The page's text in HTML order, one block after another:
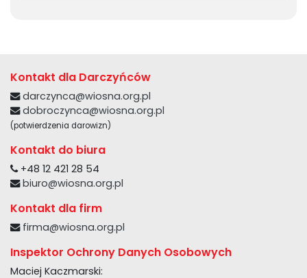
Kontakt dla Darczyńców
darczynca@wiosna.org.pl
dobroczynca@wiosna.org.pl
(potwierdzenia darowizn)
Kontakt do biura
+48 12 421 28 54
biuro@wiosna.org.pl
Kontakt dla firm
firma@wiosna.org.pl
Inspektor Ochrony Danych Osobowych
Maciej Kaczmarski: